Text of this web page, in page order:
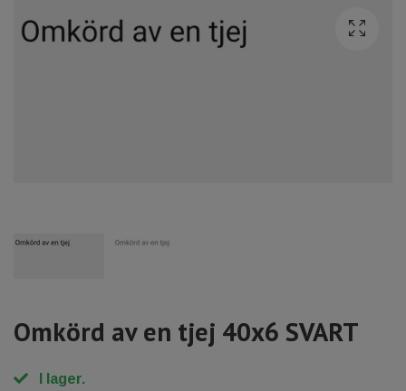
Omkörd av en tjej 40x6 SVART
I lager.